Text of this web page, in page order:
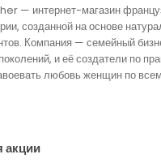
— интернет-магазин
созданной на основе
Компания — семейный
и её создатели по
любовь женщин по
акции